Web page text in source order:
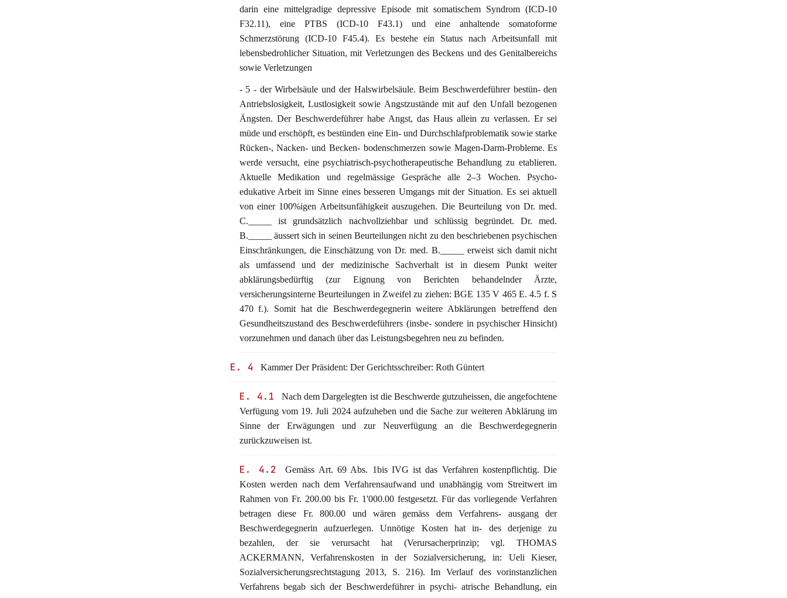
darin eine mittelgradige depressive Episode mit somatischem Syndrom (ICD-10
F32.11), eine PTBS (ICD-10 F43.1) und eine anhaltende somatoforme
Schmerzstörung (ICD-10 F45.4). Es bestehe ein Status nach Arbeitsunfall mit
lebensbedrohlicher Situation, mit Verletzungen des Beckens und des Genitalbereichs
sowie Verletzungen
- 5 - der Wirbelsäule und der Halswirbelsäule. Beim Beschwerdeführer bestün- den
Antriebslosigkeit, Lustlosigkeit sowie Angstzustände mit auf den Unfall bezogenen
Ängsten. Der Beschwerdeführer habe Angst, das Haus allein zu verlassen. Er sei
müde und erschöpft, es bestünden eine Ein- und Durchschlafproblematik sowie starke
Rücken-, Nacken- und Becken- bodenschmerzen sowie Magen-Darm-Probleme. Es
werde versucht, eine psychiatrisch-psychotherapeutische Behandlung zu etablieren.
Aktuelle Medikation und regelmässige Gespräche alle 2–3 Wochen. Psycho-
edukative Arbeit im Sinne eines besseren Umgangs mit der Situation. Es sei aktuell
von einer 100%igen Arbeitsunfähigkeit auszugehen. Die Beurteilung von Dr. med.
C._____ ist grundsätzlich nachvollziehbar und schlüssig begründet. Dr. med.
B._____ äussert sich in seinen Beurteilungen nicht zu den beschriebenen psychischen
Einschränkungen, die Einschätzung von Dr. med. B._____ erweist sich damit nicht
als umfassend und der medizinische Sachverhalt ist in diesem Punkt weiter
abklärungsbedürftig (zur Eignung von Berichten behandelnder Ärzte,
versicherungsinterne Beurteilungen in Zweifel zu ziehen: BGE 135 V 465 E. 4.5 f. S
470 f.). Somit hat die Beschwerdegegnerin weitere Abklärungen betreffend den
Gesundheitszustand des Beschwerdeführers (insbe- sondere in psychischer Hinsicht)
vorzunehmen und danach über das Leistungsbegehren neu zu befinden.
E. 4 Kammer Der Präsident: Der Gerichtsschreiber: Roth Güntert
E. 4.1
Nach dem Dargelegten ist die Beschwerde gutzuheissen, die angefochtene
Verfügung vom 19. Juli 2024 aufzuheben und die Sache zur weiteren Abklärung im
Sinne der Erwägungen und zur Neuverfügung an die Beschwerdegegnerin
zurückzuweisen ist.
E. 4.2
Gemäss Art. 69 Abs. 1bis IVG ist das Verfahren kostenpflichtig. Die
Kosten werden nach dem Verfahrensaufwand und unabhängig vom Streitwert im
Rahmen von Fr. 200.00 bis Fr. 1'000.00 festgesetzt. Für das vorliegende Verfahren
betragen diese Fr. 800.00 und wären gemäss dem Verfahrens- ausgang der
Beschwerdegegnerin aufzuerlegen. Unnötige Kosten hat in- des derjenige zu
bezahlen, der sie verursacht hat (Verursacherprinzip; vgl. THOMAS
ACKERMANN, Verfahrenskosten in der Sozialversicherung, in: Ueli Kieser,
Sozialversicherungsrechtstagung 2013, S. 216). Im Verlauf des vorinstanzlichen
Verfahrens begab sich der Beschwerdeführer in psychi- atrische Behandlung, ein